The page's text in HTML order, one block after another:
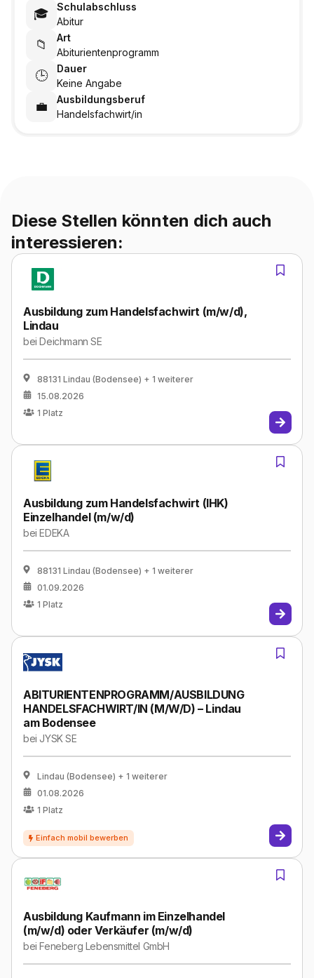
🎓
Schulabschluss
Abitur
📁
Art
Abiturientenprogramm
🕒
Dauer
Keine Angabe
💼
Ausbildungsberuf
Handelsfachwirt/in
Diese Stellen könnten dich auch
interessieren:
Ausbildung zum Handelsfachwirt (m/w/d),
Lindau
beiDeichmann SE
88131 Lindau (Bodensee) + 1 weiterer
15.08.2026
1 Platz
Ausbildung zum Handelsfachwirt (IHK)
Einzelhandel (m/w/d)
beiEDEKA
88131 Lindau (Bodensee) + 1 weiterer
01.09.2026
1 Platz
ABITURIENTENPROGRAMM/AUSBILDUNG
HANDELSFACHWIRT/IN (M/W/D) – Lindau
am Bodensee
bei JYSK SE
Lindau (Bodensee) + 1 weiterer
01.08.2026
1 Platz
Ausbildung Kaufmann im Einzelhandel
(m/w/d) oder Verkäufer (m/w/d)
beiFeneberg Lebensmittel GmbH